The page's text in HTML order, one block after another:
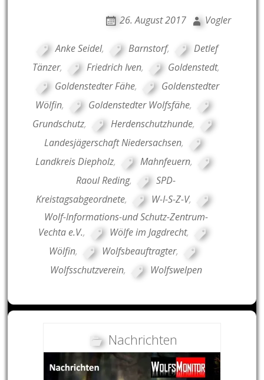
26. August 2017 Vogler
Anke Seidel, Barnstorf,
Detlef
Tänzer, Friedrich Iven, Goldenstedt,
Goldenstedter Fähe,
Goldenstedter
Wölfin, Goldenstedter Wolfsfähe,
Grundschutz, Herdenschutzhunde,
Landesjägerschaft Niedersachsen,
Landkreis Diepholz, Mahnfeuern,
Raoul Reding,
SPD-
Kreistagsabgeordnete, W-I-S-Z-V,
Wolf-Informations-und Schutz-Zentrum-
Vechta e.V., Wölfe im Jagdrecht,
Wölfin, Wolfsbeauftragter,
Wolfsschutzverein, Wolfswelpen
Nachrichten